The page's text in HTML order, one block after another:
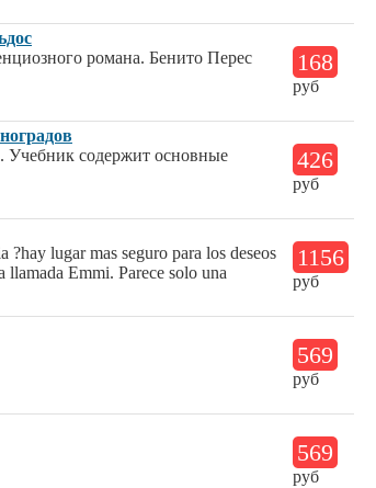
романа. Бенито Перес
168
руб
Учебник содержит основные
426
руб
lugar mas seguro para los deseos
llamada Emmi. Parece solo una
1156
руб
569
руб
569
руб